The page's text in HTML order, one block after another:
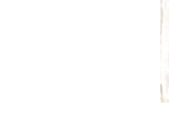
AREA PERSONALE